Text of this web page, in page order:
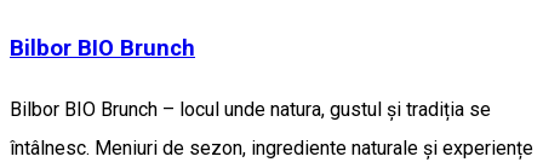
Bilbor BIO Brunch
Bilbor BIO Brunch – locul unde natura, gustul și tradiția se
întâlnesc. Meniuri de sezon, ingrediente naturale și experiențe